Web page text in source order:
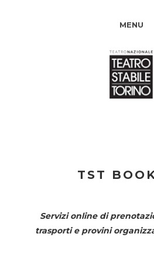
MENU
TST
Servizi online di
trasporti e provini